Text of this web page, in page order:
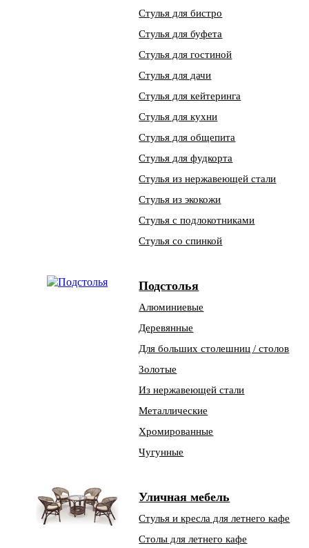
Стулья для бистро
Стулья для буфета
Стулья для гостиной
Стулья для дачи
Стулья для кейтеринга
Стулья для кухни
Стулья для общепита
Стулья для фудкорта
Стулья из нержавеющей стали
Стулья из экокожи
Стулья с подлокотниками
Стулья со спинкой
Подстолья
Алюминиевые
Деревянные
Для больших столешниц / столов
Золотые
Из нержавеющей стали
Металлические
Хромированные
Чугунные
Уличная мебель
Стулья и кресла для летнего кафе
Столы для летнего кафе